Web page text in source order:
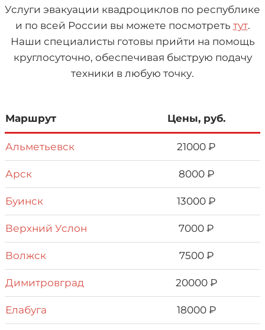
Услуги эвакуации квадроциклов по республике
и по всей России вы можете посмотреть тут.
Наши специалисты готовы прийти на помощь
круглосуточно, обеспечивая быструю подачу
техники в любую точку.
Маршрут Цены, руб.
Альметьевск 21000 ₽
Арск 8000 ₽
Буинск 13000 ₽
Верхний Услон 7000 ₽
Волжск 7500 ₽
Димитровград 20000 ₽
Елабуга 18000 ₽